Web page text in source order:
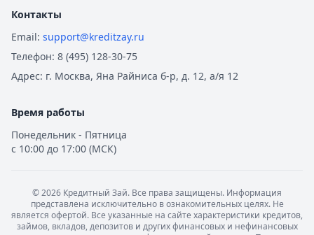
Контакты
Email: support@kreditzay.ru
Телефон: 8 (495) 128-30-75
Адрес: г. Москва, Яна Райниса б-р, д. 12, а/я 12
Время работы
Понедельник - Пятница
с 10:00 до 17:00 (МСК)
©2026 Кредитный Зай. Все права защищены. Информация
представлена исключительно в ознакомительных целях. Не
является офертой. Все указанные на сайте характеристики кредитов,
займов, вкладов, депозитов и других финансовых и нефинансовых